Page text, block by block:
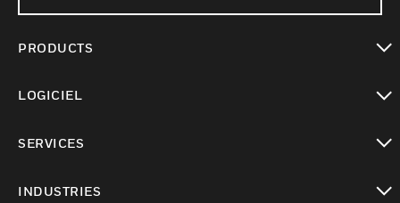
PRODUCTS
LOGICIEL
SERVICES
INDUSTRIES